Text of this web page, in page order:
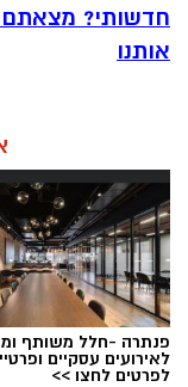
חדשותי?
אותנו
פנתרה -חלל משותף
לאירועים עסקיים
לפרטים לחצו >>